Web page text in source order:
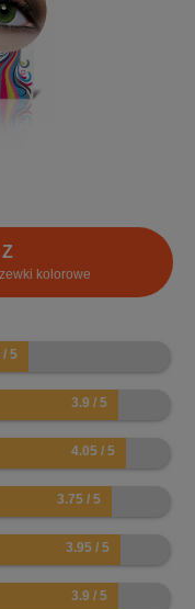
kolorowe